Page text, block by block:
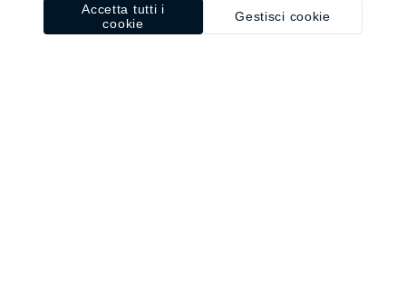
Gestisci cookie
Accetta tutti i
cookie